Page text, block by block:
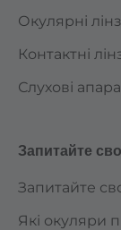
Окулярні
Контактні
Слухові
Запитайте
Запитайте
Які окуляри